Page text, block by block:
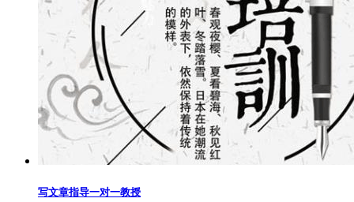
写文章指导一对一教授